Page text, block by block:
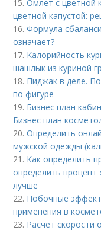
15.Омлет с цветной
цветной капустой:
16.Формула
означает?
17. Калорийность
шашлык из куриной
18. Пиджак в деле.
по фигуре
19. Бизнес план
Бизнес план
20.Определить
мужской одежды
21. Как определить
определить
лучше
22. Побочные
применения в
23. Расчет скорости